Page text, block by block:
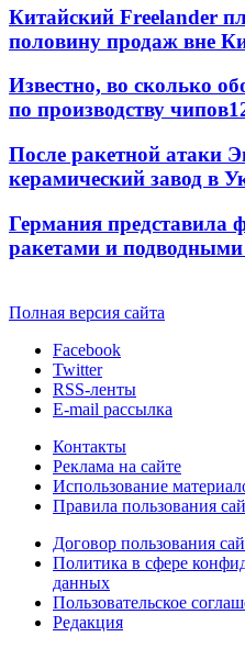
Китайский Freelander
половину продаж вне
Известно, во сколько
по производству чипов
После ракетной атаки
керамический завод в
Германия представила
ракетами и
Полная версия сайта
Facebook
Twitter
RSS-ленты
E-mail рассылка
Контакты
Реклама на сайте
Использование
Правила пользования
Договор пользования
Политика в сфере
данных
Пользовательское
Редакция